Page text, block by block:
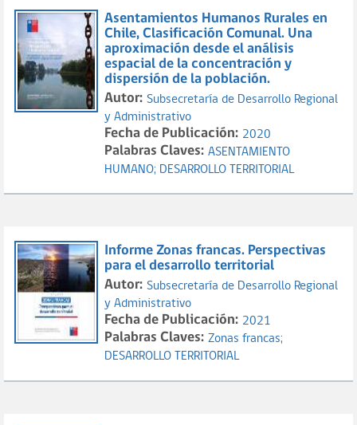
Asentamientos Humanos Rurales en
Chile, Clasificación Comunal. Una
aproximación desde el análisis
espacial de la concentración y
dispersión de la población.
Autor: Subsecretaría de Desarrollo Regional
y Administrativo
Fecha de Publicación: 2020
Palabras Claves: ASENTAMIENTO
HUMANO; DESARROLLO TERRITORIAL
Informe Zonas francas. Perspectivas
para el desarrollo territorial
Autor: Subsecretaría de Desarrollo Regional
y Administrativo
Fecha de Publicación: 2021
Palabras Claves: Zonas francas;
DESARROLLO TERRITORIAL